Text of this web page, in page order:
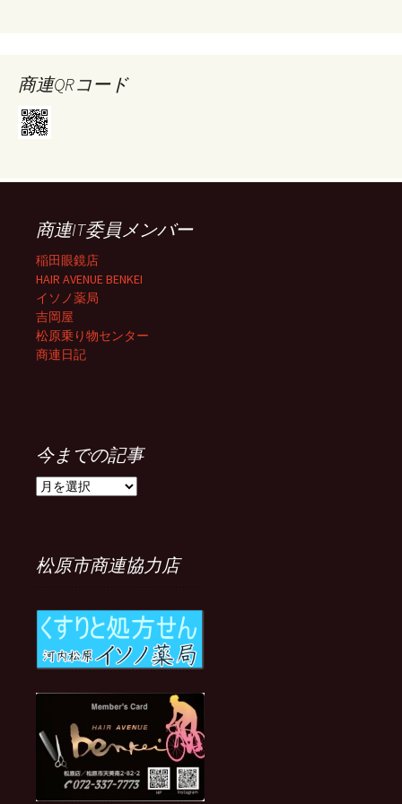
商連QRコード
商連IT委員メンバー
稲田眼鏡店
HAIR AVENUE BENKEI
イソノ薬局
吉岡屋
松原乗り物センター
商連日記
今までの記事
今
記
事
松原市商連協力店